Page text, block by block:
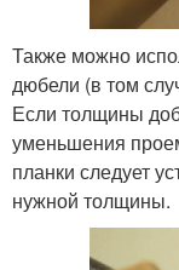
Также можно
дюбели (в том
Если толщины
уменьшения
планки следует
нужной толщины.